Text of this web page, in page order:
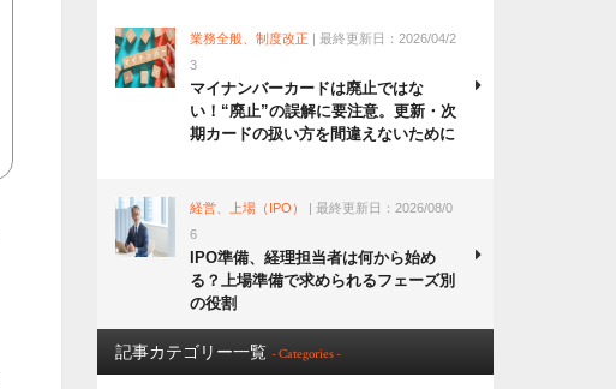
業務全般、制度改正 | 最終更新日：2026/04/2
3
マイナンバーカードは廃止ではな
い！“廃止”の誤解に要注意。更新・次
期カードの扱い方を間違えないために
経営、上場（IPO）
| 最終更新日：2026/08/0
6
IPO準備、経理担当者は何から始め
る？上場準備で求められるフェーズ別
の役割
記事カテゴリー一覧 - Categories -